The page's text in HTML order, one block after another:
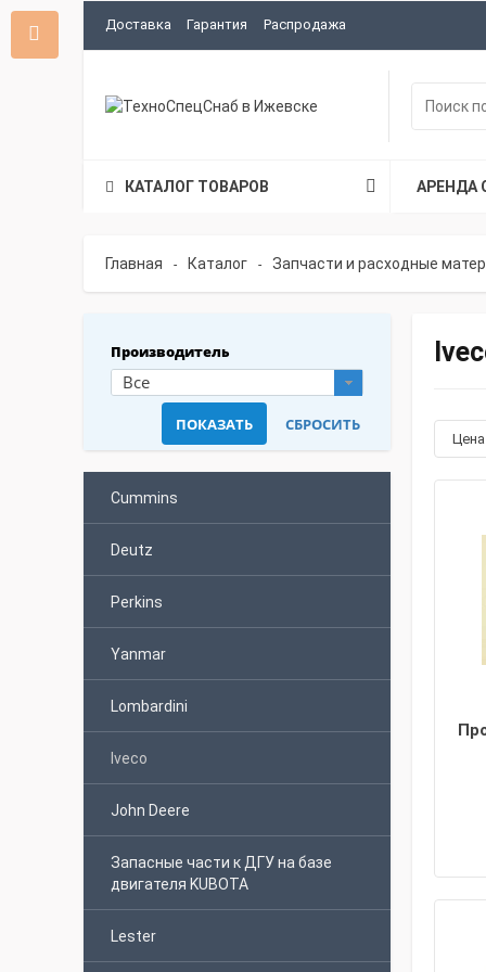
Доставка Гарантия Распродажа
КАТАЛОГ ТОВАРОВ АРЕНДА
Главная - Каталог - Запчасти и расходные
Производитель
Все
Cummins
Deutz
Perkins
Yanmar
Lombardini
Iveco
John Deere
Запасные части к ДГУ на базе
двигателя KUBOTA
Lester